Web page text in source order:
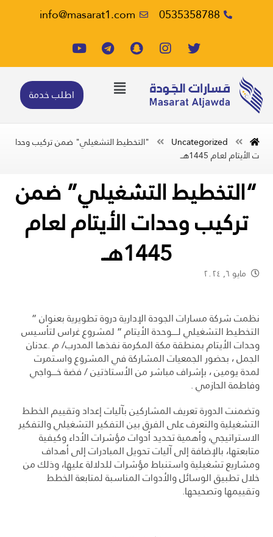
0535358788
info@masarat1.com
اطلب خدمة
Uncategorized
"التخطيط التشغيلي" ضمن تركيب وحدا
ت الأيتام لعـام 1445هــ
“التخطيط التشغيلي” ضمن
تركيب وحدات الأيتام لعـام
1445هــ مايو ٦, ٢٠٢٤
نظمت شركة مسارات الجودة الإدارية دروة تطويرية بعنوان ”
التخطيط التشغيلي لـــــوحدة الأيتام ” لمشروع غراس لتأسيس
وحدات الأيتام بمنطقة مكة المكرمة نفذها المدرب/ م .عدنان
الجمل ، بحضور الجمعيات المشاركة في المشروع واستمرت
لمدة يومين ، بإشراف مباشر من الأستاذتين / فضة خــــواجي
وفاطمة الحازمي .
وتضمنت الدورة تعريف المشاركين بآليات إعداد وتقييم الخطط
التشغيلية والتعرف على الفرق بين التفكير التشغيلي والتفكير
الاستراتيجي، وأهمية تحديد أدوات مؤشرات الأداء وكيفية
متابعتها، بالإضافة إلى آليات تحويل المبادرات إلى أهداف
ومشاريع تشغيلية واستنباط مؤشرات للدلالة عليها، وذلك من
خلال تطبيق الوسائل والأدوات المناسبة لمتابعة الخطط
وتقييمها وتصحيحها.